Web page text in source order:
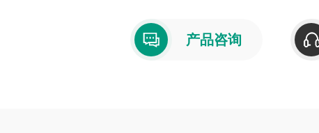
产品咨询